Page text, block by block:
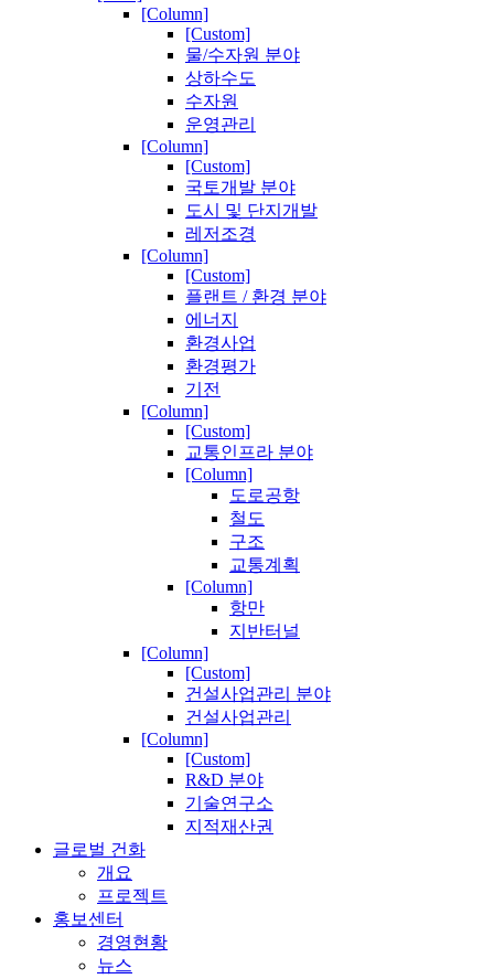
[Column]
[Custom]
물/수자원 분야
상하수도
수자원
운영관리
[Column]
[Custom]
국토개발 분야
도시 및 단지개발
레저조경
[Column]
[Custom]
플랜트 / 환경 분야
에너지
환경사업
환경평가
기전
[Column]
[Custom]
교통인프라 분야
[Column]
도로공항
철도
구조
교통계획
[Column]
항만
지반터널
[Column]
[Custom]
건설사업관리 분야
건설사업관리
[Column]
[Custom]
R&D 분야
기술연구소
지적재산권
글로벌 건화
개요
프로젝트
홍보센터
경영현황
뉴스